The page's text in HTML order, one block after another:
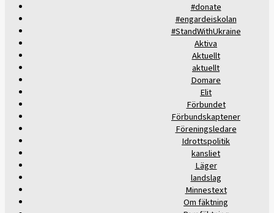
#donate
#engardeiskolan
#StandWithUkraine
Aktiva
Aktuellt
aktuellt
Domare
Elit
Förbundet
Förbundskaptener
Föreningsledare
Idrottspolitik
kansliet
Läger
landslag
Minnestext
Om fäktning